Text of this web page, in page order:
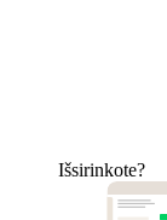
Išsirinkote?